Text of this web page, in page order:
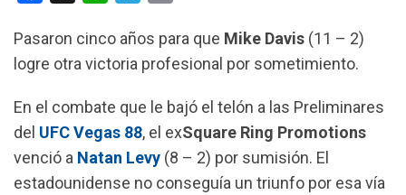
c
e
o
o
k
a
t
A
p
p
l
e
r
a
m
a
i
Pasaron cinco años para que Mike Davis (11 – 2)
logre otra victoria profesional por sometimiento.
En el combate que le bajó el telón a las Preliminares
del UFCVegas 88, el exSquare Ring Promotions
venció a Natan Levy (8 – 2) por sumisión. El
estadounidense no conseguía un triunfo por esa vía